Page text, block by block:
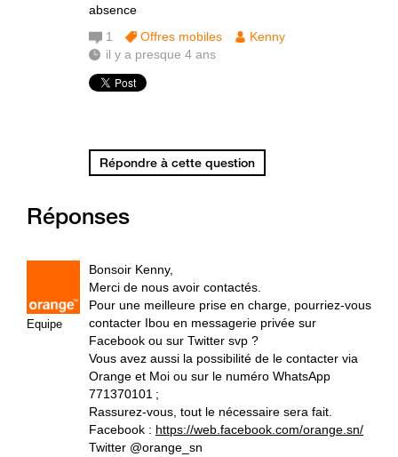
absence
1 Offres mobiles
Kenny
il y a presque 4 ans
Répondre à cette question
Réponses
Equipe
Bonsoir Kenny,
Merci de nous avoir contactés.
Pour une meilleure prise en charge, pourriez-vous
contacter Ibou en messagerie privée sur
Facebook ou sur Twitter svp ?
Vous avez aussi la possibilité de le contacter via
Orange et Moi ou sur le numéro WhatsApp
771370101 ;
Rassurez-vous, tout le nécessaire sera fait.
Facebook : https://web.facebook.com/orange.sn/
Twitter @orange_sn